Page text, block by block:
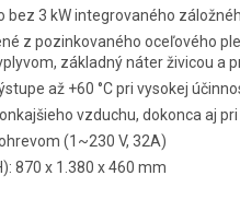
bez 3 kW integrovaného
z pozinkovaného oceľového
základný náter živicou a
až +60 °C pri vysokej
vzduchu, dokonca aj pri
(1~230 V, 32A)
870 x 1.380 x 460 mm